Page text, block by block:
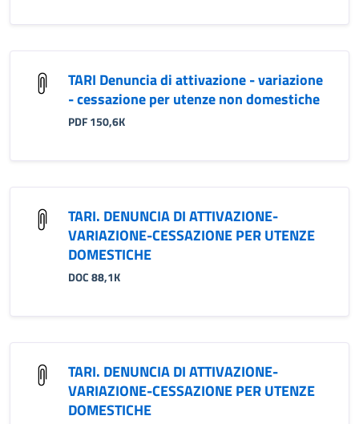
TARI Denuncia di attivazione - variazione
- cessazione per utenze non domestiche
PDF 150,6K
TARI. DENUNCIA DI ATTIVAZIONE-
VARIAZIONE-CESSAZIONE PER UTENZE
DOMESTICHE
DOC 88,1K
TARI. DENUNCIA DI ATTIVAZIONE-
VARIAZIONE-CESSAZIONE PER UTENZE
DOMESTICHE